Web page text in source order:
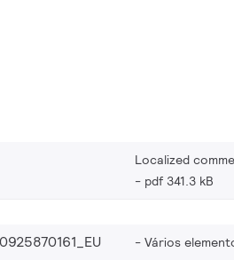
Localized
pdf 341.3 kB
Vários